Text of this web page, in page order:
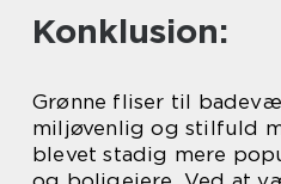
Konklusion:
Grønne fliser til
miljøvenlig og stilfuld
blevet stadig mere